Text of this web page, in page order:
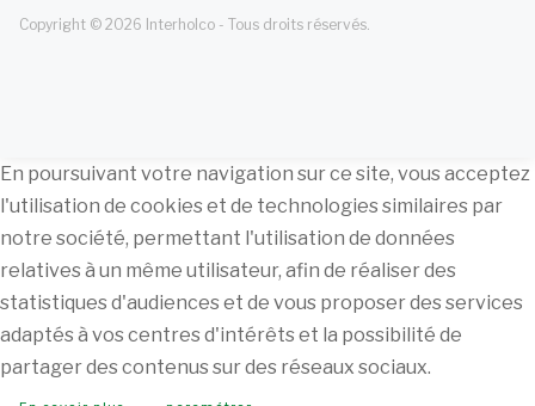
Copyright © 2026 Interholco - Tous droits réservés.
En poursuivant votre navigation sur ce site, vous acceptez
l'utilisation de cookies et de technologies similaires par
notre société, permettant l'utilisation de données
relatives à un même utilisateur, afin de réaliser des
statistiques d'audiences et de vous proposer des services
adaptés à vos centres d'intérêts et la possibilité de
partager des contenus sur des réseaux sociaux.